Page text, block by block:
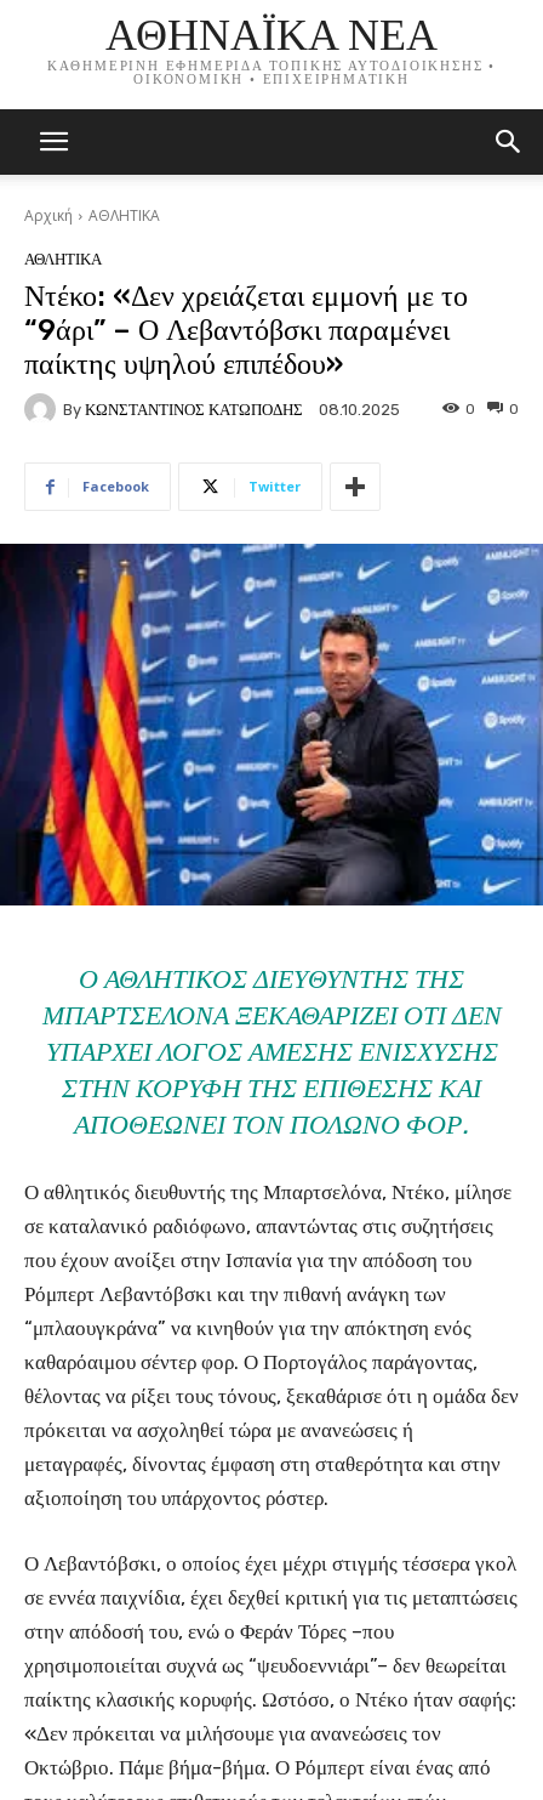
ΑΘΗΝΑΪΚΑ ΝΕΑ
ΚΑΘΗΜΕΡΙΝΗ ΕΦΗΜΕΡΙΔΑ ΤΟΠΙΚΗΣ ΑΥΤΟΔΙΟΙΚΗΣΗΣ •
ΟΙΚΟΝΟΜΙΚΗ • ΕΠΙΧΕΙΡΗΜΑΤΙΚΗ
Αρχική ΑΘΛΗΤΙΚΑ
ΑΘΛΗΤΙΚΑ
Ντέκο: «Δεν χρειάζεται εμμονή με το
“9άρι” – Ο Λεβαντόβσκι παραμένει
παίκτης υψηλού επιπέδου»
By ΚΩΝΣΤΑΝΤΙΝΟΣ ΚΑΤΩΠΟΔΗΣ 08.10.2025 0
0
Facebook Twitter
Ο ΑΘΛΗΤΙΚΌΣ ΔΙΕΥΘΥΝΤΉΣ ΤΗΣ
ΜΠΑΡΤΣΕΛΌΝΑ ΞΕΚΑΘΑΡΊΖΕΙ ΌΤΙ ΔΕΝ
ΥΠΆΡΧΕΙ ΛΌΓΟΣ ΆΜΕΣΗΣ ΕΝΊΣΧΥΣΗΣ
ΣΤΗΝ ΚΟΡΥΦΉ ΤΗΣ ΕΠΊΘΕΣΗΣ ΚΑΙ
ΑΠΟΘΕΏΝΕΙ ΤΟΝ ΠΟΛΩΝΌ ΦΟΡ.
Ο αθλητικός διευθυντής της Μπαρτσελόνα, Ντέκο, μίλησε
σε καταλανικό ραδιόφωνο, απαντώντας στις συζητήσεις
που έχουν ανοίξει στην Ισπανία για την απόδοση του
Ρόμπερτ Λεβαντόβσκι και την πιθανή ανάγκη των
“μπλαουγκράνα” να κινηθούν για την απόκτηση ενός
καθαρόαιμου σέντερ φορ. Ο Πορτογάλος παράγοντας,
θέλοντας να ρίξει τους τόνους, ξεκαθάρισε ότι η ομάδα δεν
πρόκειται να ασχοληθεί τώρα με ανανεώσεις ή
μεταγραφές, δίνοντας έμφαση στη σταθερότητα και στην
αξιοποίηση του υπάρχοντος ρόστερ.
Ο Λεβαντόβσκι, ο οποίος έχει μέχρι στιγμής τέσσερα γκολ
σε εννέα παιχνίδια, έχει δεχθεί κριτική για τις μεταπτώσεις
στην απόδοσή του, ενώ ο Φεράν Τόρες –που
χρησιμοποιείται συχνά ως “ψευδοεννιάρι”– δεν θεωρείται
παίκτης κλασικής κορυφής. Ωστόσο, ο Ντέκο ήταν σαφής:
«Δεν πρόκειται να μιλήσουμε για ανανεώσεις τον
Οκτώβριο. Πάμε βήμα-βήμα. Ο Ρόμπερτ είναι ένας από